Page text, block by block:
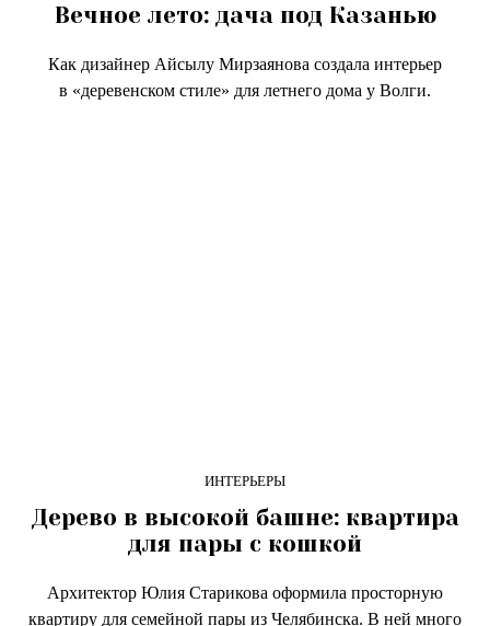
Вечное лето: дача под Казанью
Как дизайнер Айсылу Мирзаянова создала интерьер
в «деревенском стиле» для летнего дома у Волги.
ИНТЕРЬЕРЫ
Дерево в высокой башне: квартира
для пары с кошкой
Архитектор Юлия Старикова оформила просторную
квартиру для семейной пары из Челябинска. В ней много